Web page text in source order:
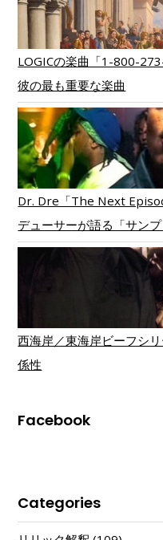
LOGICの楽曲「1-800-
彼の最も重要な楽曲
Dr. Dre「The Next
デューサーが語る「サン
西海岸／東海岸ビーフシ
係性
Facebook
Categories